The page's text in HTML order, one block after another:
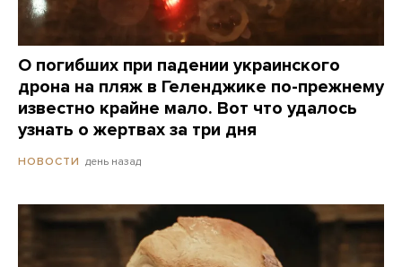
О погибших при падении украинского
дрона на пляж в Геленджике по-прежнему
известно крайне мало. Вот что удалось
узнать о жертвах за три дня
НОВОСТИ день назад